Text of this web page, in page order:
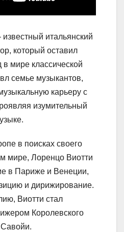
итальянский
который оставил
мире классической
семье музыкантов,
карьеру с
изумительный
в поисках своего
мире, Лоренцо Виотти
в Париже и Венеции,
и дирижирование.
Виотти стал
Королевского
Савойи.